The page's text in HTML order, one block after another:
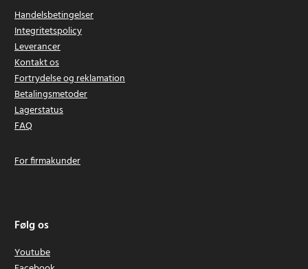
Handelsbetingelser
Integritetspolicy
Leverancer
Kontakt os
Fortrydelse og reklamation
Betalingsmetoder
Lagerstatus
FAQ
For firmakunder
Følg os
Youtube